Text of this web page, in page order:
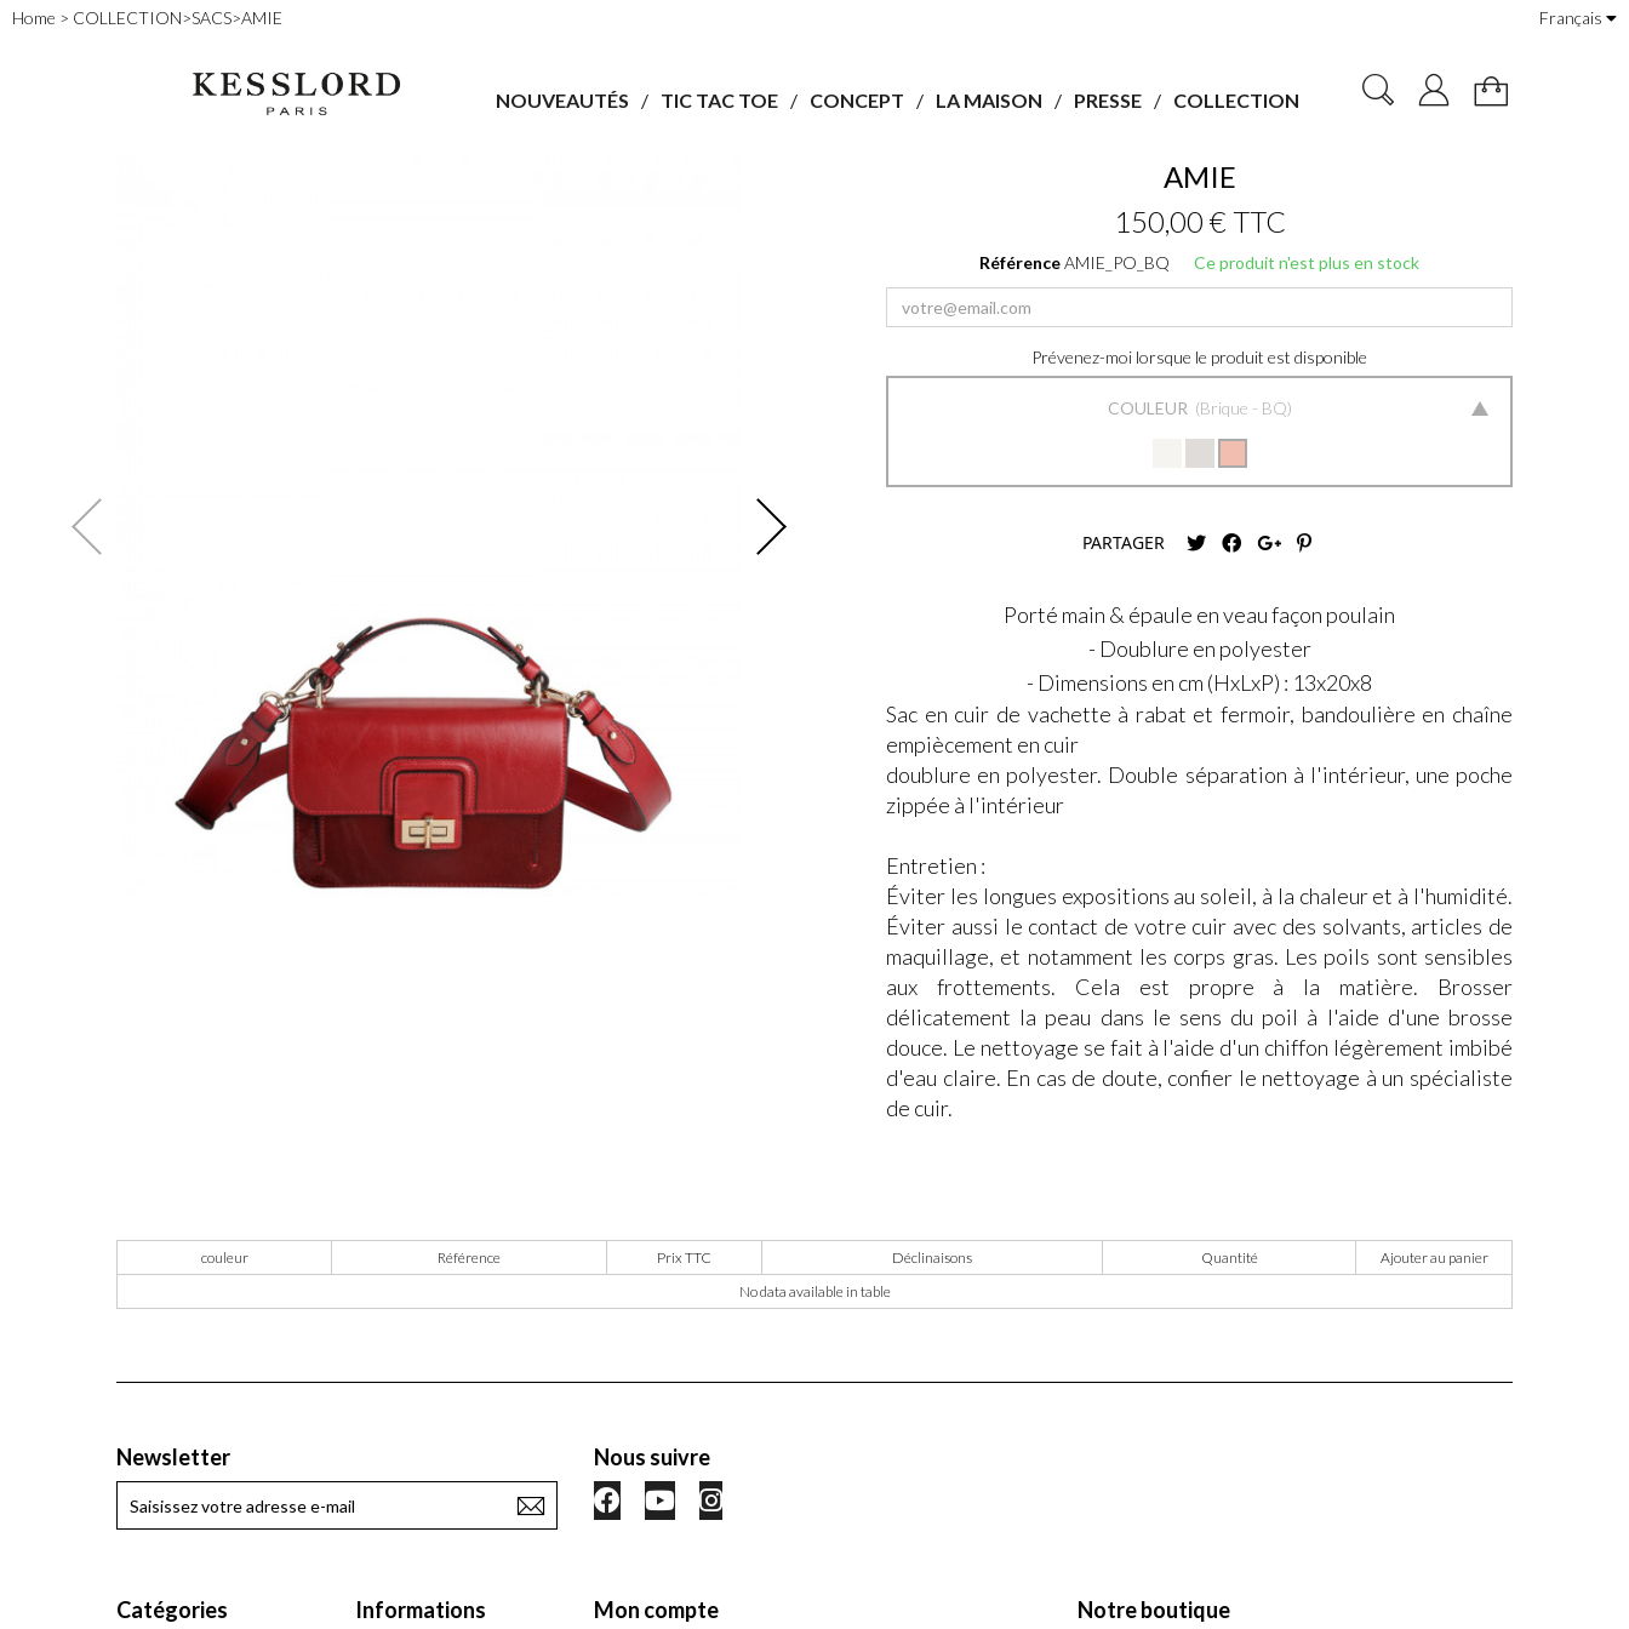
Home > COLLECTION>SACS>AMIE Français
NOUVEAUTÉS TIC TAC TOE CONCEPT LA MAISON PRESSE COLLECTION
AMIE
150,00 € TTC
RéférenceAMIE_PO_BQ Ce produit n'est plus en stock
Prévenez-moi lorsque le produit est disponible
COULEUR Brique - BQ
PARTAGER
Porté main & épaule en veau façon poulain
- Doublure en polyester
- Dimensions en cm (HxLxP) : 13x20x8
Sac en cuir de vachette à rabat et fermoir, bandoulière en chaîne
empiècement en cuir
doublure en polyester. Double séparation à l'intérieur, une poche
zippée à l'intérieur
Entretien :
Éviter les longues expositions au soleil, à la chaleur et à l'humidité.
Éviter aussi le contact de votre cuir avec des solvants, articles de
maquillage, et notamment les corps gras. Les poils sont sensibles
aux frottements. Cela est propre à la matière. Brosser
délicatement la peau dans le sens du poil à l'aide d'une brosse
douce. Le nettoyage se fait à l'aide d'un chiffon légèrement imbibé
d'eau claire. En cas de doute, confier le nettoyage à un spécialiste
de cuir.
couleur Référence Prix TTC Déclinaisons Quantité
Ajouter au panier
No data available in table
Newsletter Nous suivre
Catégories Informations Mon compte Notre boutique